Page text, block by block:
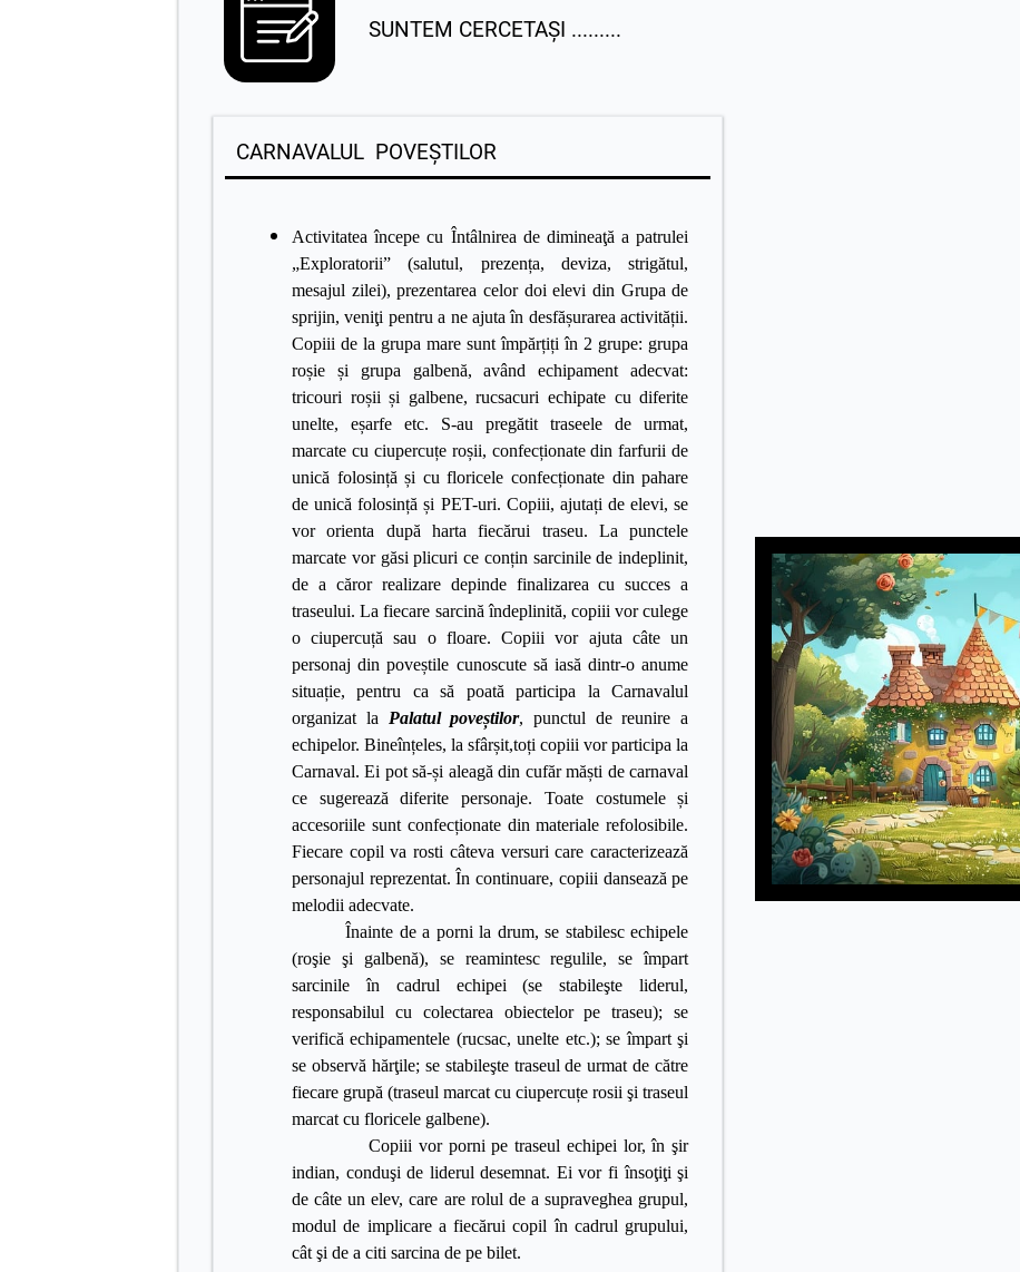
SUNTEM CERCETAȘI .........
CARNAVALUL POVEȘTILOR
Activitatea începe cu Întâlnirea de dimineaţă a patrulei
„Exploratorii” (salutul, prezența, deviza, strigătul,
mesajul zilei), prezentarea celor doi elevi din Grupa de
sprijin, veniţi pentru a ne ajuta în desfășurarea activității.
Copiii de la grupa mare sunt împărțiți în 2 grupe: grupa
roșie și grupa galbenă, având echipament adecvat:
tricouri roșii și galbene, rucsacuri echipate cu diferite
unelte, eșarfe etc. S-au pregătit traseele de urmat,
marcate cu ciupercuțe roșii, confecționate din farfurii de
unică folosință și cu floricele confecționate din pahare
de unică folosință și PET-uri. Copiii, ajutați de elevi, se
vor orienta după harta fiecărui traseu. La punctele
marcate vor găsi plicuri ce conțin sarcinile de indeplinit,
de a căror realizare depinde finalizarea cu succes a
traseului. La fiecare sarcină îndeplinită, copiii vor culege
o ciupercuță sau o floare. Copiii vor ajuta câte un
personaj din poveștile cunoscute să iasă dintr-o anume
situație, pentru ca să poată participa la Carnavalul
organizat la Palatul poveștilor, punctul de reunire a
echipelor. Bineînțeles, la sfârșit,toți copiii vor participa la
Carnaval. Ei pot să-și aleagă din cufăr măști de carnaval
ce sugerează diferite personaje. Toate costumele și
accesoriile sunt confecționate din materiale refolosibile.
Fiecare copil va rosti câteva versuri care caracterizează
personajul reprezentat. În continuare, copiii dansează pe
melodii adecvate.
Înainte de a porni la drum, se stabilesc echipele
(roşie şi galbenă), se reamintesc regulile, se împart
sarcinile în cadrul echipei (se stabileşte liderul,
responsabilul cu colectarea obiectelor pe traseu); se
verifică echipamentele (rucsac, unelte etc.); se împart şi
se observă hărţile; se stabileşte traseul de urmat de către
fiecare grupă (traseul marcat cu ciupercuțe rosii şi traseul
marcat cu floricele galbene).
Copiii vor porni pe traseul echipei lor, în şir
indian, conduşi de liderul desemnat. Ei vor fiînsoţiţi şi
de câte un elev, care are rolul de a supraveghea grupul,
modul de implicare a fiecărui copil în cadrul grupului,
cât şi de a citi sarcina de pe bilet.